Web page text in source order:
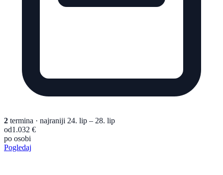
2 termina · najraniji 24. lip – 28. lip
od1.032 €
po osobi
Pogledaj